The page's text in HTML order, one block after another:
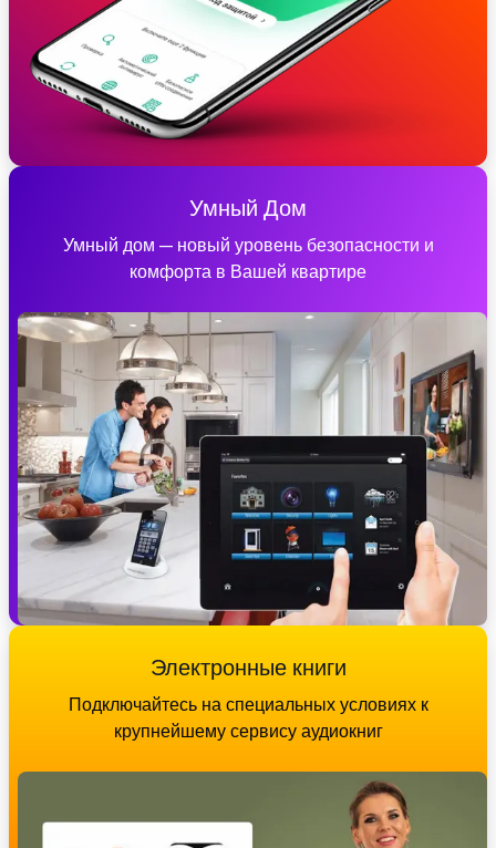
Умный Дом
Умный дом — новый уровень безопасности и
комфорта в Вашей квартире
Электронные книги
Подключайтесь на специальных условиях к
крупнейшему сервису аудиокниг